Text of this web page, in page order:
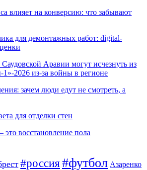
влияет на конверсию: что забывают
для демонтажных работ: digital-
Аравии могут исчезнуть из
2026 из-за войны в регионе
зачем люди едут не смотреть, а
для отделки стен
восстановление пола
#россия#футбол Азаренко